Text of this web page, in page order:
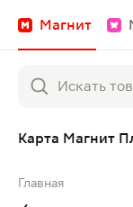
Магнит
Карта Магнит
Главная